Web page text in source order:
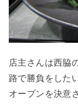
店主さんは西脇
路で勝負をした
オープンを決意